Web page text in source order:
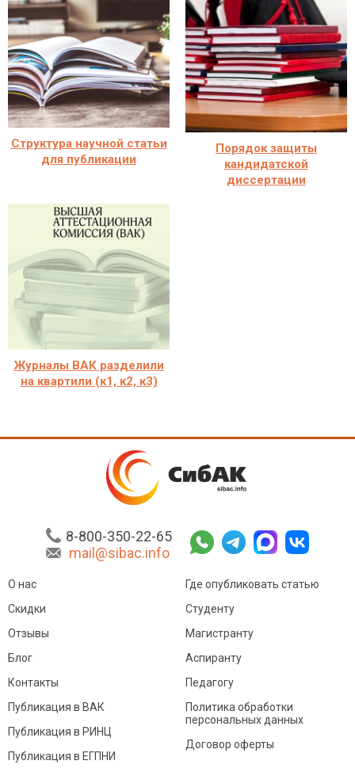
Структура научной статьи
для публикации
Порядок защиты
кандидатской
диссертации
Журналы ВАК разделили
на квартили (к1, к2, к3)
8-800-350-22-65
mail@sibac.info
О нас
Скидки
Отзывы
Блог
Контакты
Где опубликовать статью
Студенту
Магистранту
Аспиранту
Педагогу
Публикация в ВАК
Публикация в РИНЦ
Публикация в ЕГПНИ
Политика обработки
персональных данных
Договор оферты